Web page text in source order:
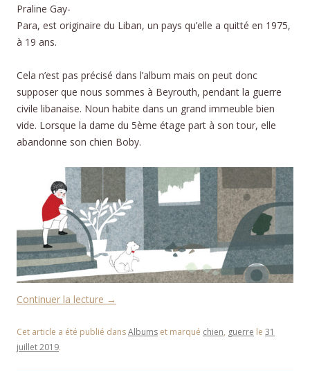
Praline Gay-
Para, est originaire du Liban, un pays qu’elle a quitté en 1975,
à 19 ans.
Cela n’est pas précisé dans l’album mais on peut donc
supposer que nous sommes à Beyrouth, pendant la guerre
civile libanaise. Noun habite dans un grand immeuble bien
vide. Lorsque la dame du 5ème étage part à son tour, elle
abandonne son chien Boby.
Continuer la lecture →
Cet article a été publié dansAlbums et marqué chien, guerre le 31
juillet 2019.